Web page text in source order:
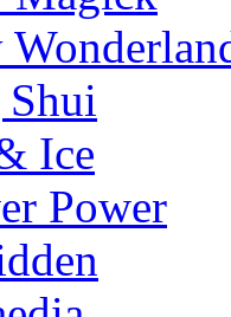
Ice
Power